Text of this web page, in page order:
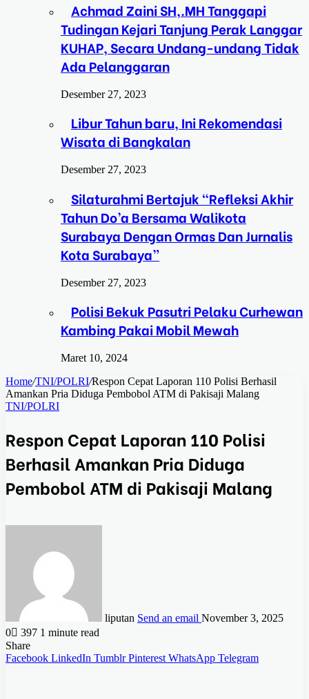
Achmad Zaini SH,.MH Tanggapi
Tudingan Kejari Tanjung Perak Langgar
KUHAP, Secara Undang-undang Tidak
Ada Pelanggaran
Desember 27, 2023
Libur Tahun baru, Ini Rekomendasi
Wisata di Bangkalan
Desember 27, 2023
Silaturahmi Bertajuk “Refleksi Akhir
Tahun Do’a Bersama Walikota
Surabaya Dengan Ormas Dan Jurnalis
Kota Surabaya”
Desember 27, 2023
Polisi Bekuk Pasutri Pelaku Curhewan
Kambing Pakai Mobil Mewah
Maret 10, 2024
Home/TNI/POLRI/Respon Cepat Laporan 110 Polisi Berhasil
Amankan Pria Diduga Pembobol ATM di Pakisaji Malang
TNI/POLRI
Respon Cepat Laporan 110 Polisi
Berhasil Amankan Pria Diduga
Pembobol ATM di Pakisaji Malang
liputan Send an email November 3, 2025
0
397 1 minute read
Share
Facebook LinkedIn Tumblr Pinterest WhatsApp Telegram